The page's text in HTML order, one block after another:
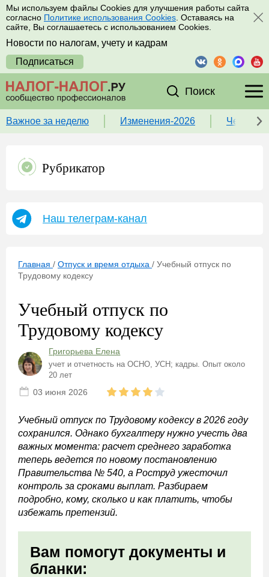
Мы используем файлы Cookies для улучшения работы сайта
согласно Политике использования Cookies . Оставаясь на
сайте, Вы соглашаетесь с использованием Cookies.
Новости по налогам, учету и кадрам
Подписаться
Поиск
Важное за неделю Изменения-2026 Чек-
Рубрикатор
Наш телеграм-канал
Главная / Отпуск и время отдыха / Учебный отпуск по
Трудовому кодексу
Учебный отпуск по
Трудовому кодексу
Григорьева Елена
учет и отчетность на ОСНО, УСН; кадры. Опыт около
20 лет
03 июня 2026
Учебный отпуск по Трудовому кодексу в 2026 году
сохранился. Однако бухгалтеру нужно учесть два
важных момента: расчет среднего заработка
теперь ведется по новому постановлению
Правительства № 540, а Роструд ужесточил
контроль за сроками выплат. Разбираем
подробно, кому, сколько и как платить, чтобы
избежать претензий.
Вам помогут документы и
бланки: